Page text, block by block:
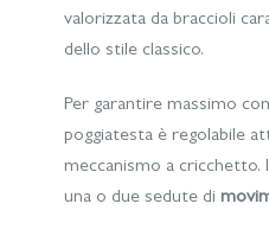
valorizzata da braccioli
dello stile classico.
Per garantire massimo
poggiatesta è regolabile
meccanismo a
una o due sedute di